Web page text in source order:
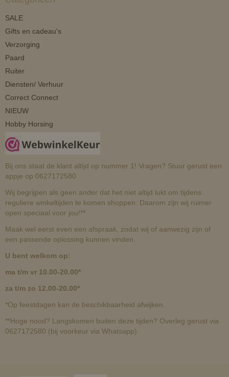
SALE
Gifts en cadeau's
Verzorging
Paard
Ruiter
Diensten/ Verhuur
Correct Connect
NIEUW
Hobby Horsing
Bij ons staat de klant altijd op nummer 1! Vragen? Stuur gerust een
appje op 0627172580
Wij begrijpen als geen ander dat het niet altijd lukt om tijdens
reguliere winkeltijden te komen shoppen. Daarom zijn wij ruimer
open speciaal voor jou!**
Maak wel eerst even een afspraak, zodat wij of aanwezig zijn of
een passende oplossing kunnen vinden.
U bent welkom op:
ma t/m vr 10.00-20.00*
za t/m zo 12.00-20.00*
*Op feestdagen kan de beschikbaarheid afwijken.
**Hoge nood? Langskomen buiten deze tijden? Overleg gerust via
0627172580 (bij voorkeur via Whatsapp)